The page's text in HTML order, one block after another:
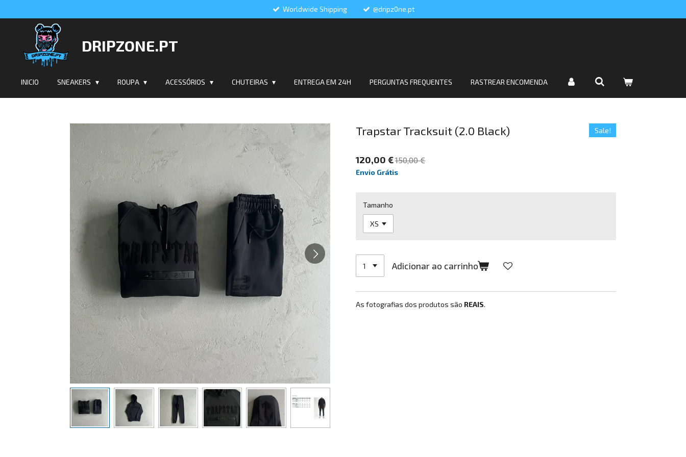
conteúdo
principal
Worldwide Shipping @dripz0ne.pt
DRIPZONE.PT
INICIO SNEAKERS ROUPA ACESSÓRIOS CHUTEIRAS ENTREGA EM 24H PERGUNTAS FREQUENTES RASTREAR ENCOMENDA
Trapstar Tracksuit (2.0 Black) Sale!
120,00 €150,00 €
Envio Grátis
Tamanho
Adicionar ao carrinho
As fotografias dos produtos são REAIS.